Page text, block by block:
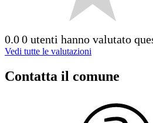
0.00 utenti hanno valutato
Vedi tutte le valutazioni
Contatta il comune